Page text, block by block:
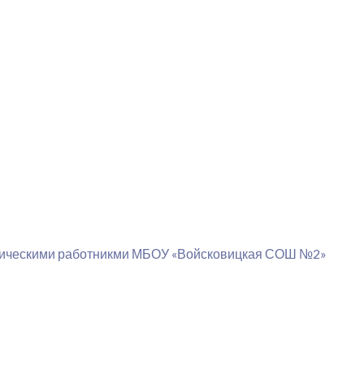
работникми МБОУ «Войсковицкая СОШ №2»